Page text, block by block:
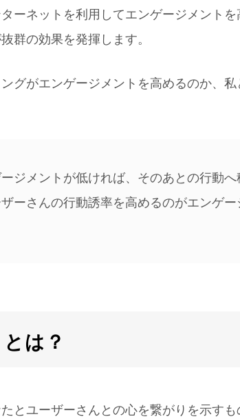
ーネットを利用してエンゲージメントを
群の効果を発揮します。
グがエンゲージメントを高めるのか、
ジメントが低ければ、そのあとの行動へ
ーさんの行動誘率を高めるのがエンゲ
は？
とユーザーさんとの心を繋がりを示すも